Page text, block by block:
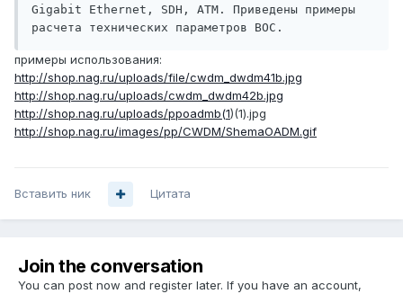
Gigabit Ethernet, SDH, АТМ. Приведены примеры
примеры использования:
http://shop.nag.ru/uploads/file/cwdm_dwdm41b.jpg
http://shop.nag.ru/uploads/cwdm_dwdm42b.jpg
http://shop.nag.ru/uploads/ppoadmb(1)(1).jpg
http://shop.nag.ru/images/pp/CWDM/ShemaOADM.gif
Вставить ник Цитата
Join the conversation
You can post now and register later. If you have an account,